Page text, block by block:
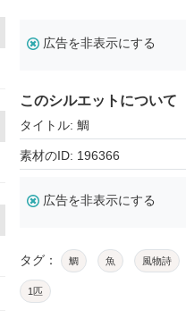
広告を非表示にする
このシルエットについて
タイトル: 鯛
素材のID: 196366
広告を非表示にする
タグ： 鯛 魚 風物詩
1匹